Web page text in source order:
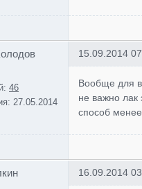
46
27.05.2014
15.09.2014
Вообще для
не важно лак
способ
16.09.2014